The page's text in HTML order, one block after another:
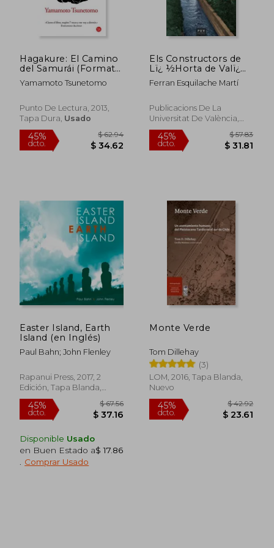
45%
dcto.
$ 32.85
$ 18.07
45%
dcto. $
Hagakure: El Camino
del Samurái (Formato
Grande, Band 730014)
Yamamoto Tsunetomo
Punto De Lectura, 2013,
Tapa Dura, Usado
Els Constructors de
Lï¿ ½Horta de Valï¿
½Ncia
Ferran Esquilache Martí
Publicacions De La
Universitat De València,
2018, 1 Edición, Tapa
Blanda, Nuevo
45%
dcto.
Easter Island, Earth
Island (en Inglés)
Paul Bahn; John Flenley
Rapanui Press, 2017, 2
Edición, Tapa Blanda,
Nuevo
Disponible Usado
en Buen Estado a$ 17.86
Comprar Usado
Monte Verde
Tom Dillehay
(3)
LOM, 2016, Tapa Blanda,
Nuevo